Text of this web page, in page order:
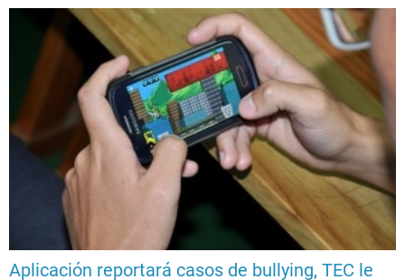
Aplicación reportará casos de bullying, TEC le